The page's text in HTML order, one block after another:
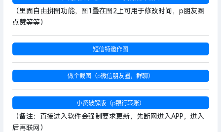
（里面自由拼图功能，图1叠在图2上可用于修改时间，p朋友圈
点赞等等）
短信特邀作图
做个截图（p微信朋友圈，群聊）
小贤破解版（p银行转账）
（备注：直接进入软件会强制要求更新，先断网进入APP，进入
后再联网）